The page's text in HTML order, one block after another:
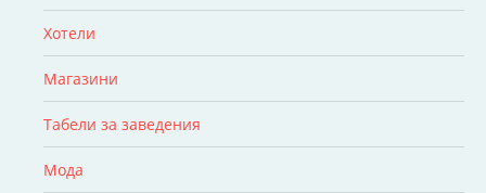
Хотели
Магазини
Табели за заведения
Мода